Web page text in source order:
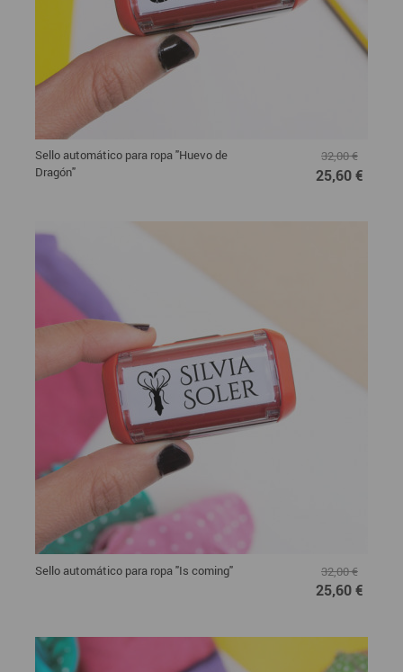
Sello automático para ropa "Huevo de
Dragón"
32,00 €
25,60 €
Sello automático para ropa "Is coming" 32,00 €
25,60 €